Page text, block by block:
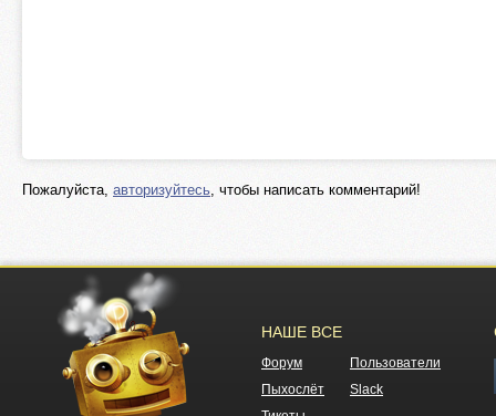
Пожалуйста, авторизуйтесь, чтобы написать комментарий!
НАШЕ ВСЕ
Форум
Пользователи
Пыхослёт
Slack